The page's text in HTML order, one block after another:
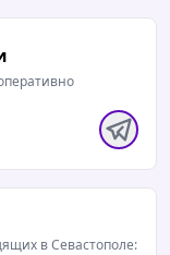
в Севастополе: